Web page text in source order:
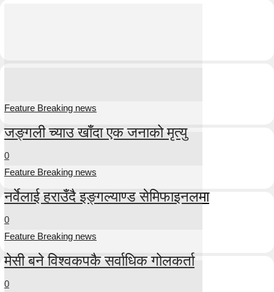
Feature Breaking news
जङ्गली च्याउ खाँदा एक जनाको मृत्यु
0
Feature Breaking news
नर्वेलाई हराउँदै इङ्गल्याण्ड सेमिफाइनलमा
0
Feature Breaking news
मेसी बने विश्वकपकै सर्वाधिक गोलकर्ता
0